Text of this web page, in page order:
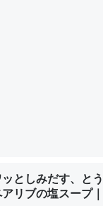
ウム少ないのか。知
シウム分はエビの600
発表】昆虫学の大問題＝
カルシウムも酸素
抗してるのでは」と
としみだす、とう
リブの塩スープ｜